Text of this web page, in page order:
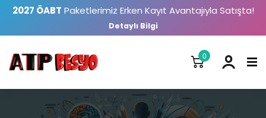
2027 ÖABT Paketlerimiz Erken Kayıt Avantajıyla Satışta!
Detaylı Bilgi
0